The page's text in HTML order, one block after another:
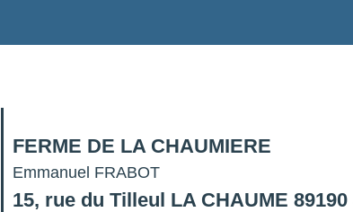
FERME DE LA CHAUMIERE
Emmanuel FRABOT
15, rue du Tilleul LA CHAUME